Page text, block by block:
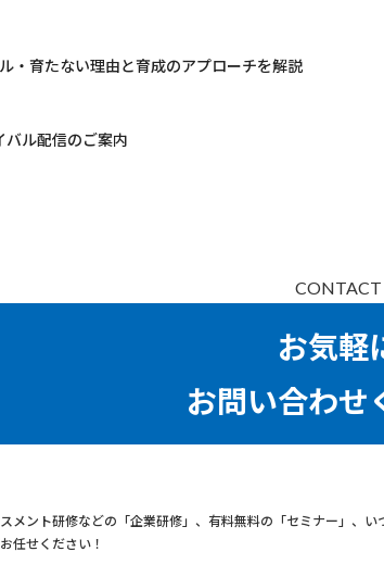
・育たない理由と育成のアプローチを解説
バル配信のご案内
CONTACT
お気軽
お問い合わせ
メント研修などの「企業研修」、有料無料の「セミナー」、
任せください！